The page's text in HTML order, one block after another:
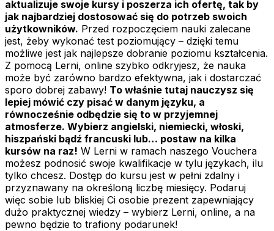
aktualizuje swoje kursy i poszerza ich ofertę, tak by
jak najbardziej dostosować się do potrzeb swoich
użytkowników. Przed rozpoczęciem nauki zalecane
jest, żeby wykonać test poziomujący – dzięki temu
możliwe jest jak najlepsze dobranie poziomu kształcenia.
Z pomocą Lerni, online szybko odkryjesz, że nauka
może być zarówno bardzo efektywna, jak i dostarczać
sporo dobrej zabawy! To właśnie tutaj nauczysz się
lepiej mówić czy pisać w danym języku, a
równocześnie odbędzie się to w przyjemnej
atmosferze. Wybierz angielski, niemiecki, włoski,
hiszpański bądź francuski lub… postaw na kilka
kursów na raz! W Lerni w ramach naszego Vouchera
możesz podnosić swoje kwalifikacje w tylu językach, ilu
tylko chcesz. Dostęp do kursu jest w pełni zdalny i
przyznawany na określoną liczbę miesięcy. Podaruj
więc sobie lub bliskiej Ci osobie prezent zapewniający
dużo praktycznej wiedzy – wybierz Lerni, online, a na
pewno będzie to trafiony podarunek!